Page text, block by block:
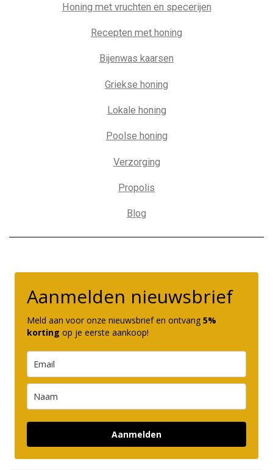
Honing met vruchten en specerijen
Recepten met honing
Bijenwas kaarsen
Griekse honing
Lokale honing
Poolse honing
Verzorging
Propolis
Blog
Aanmelden nieuwsbrief
Meld aan voor onze nieuwsbrief en ontvang 5%
korting op je eerste aankoop!
Aanmelden